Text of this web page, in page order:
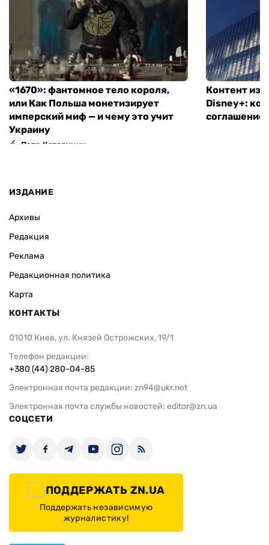
«1670»: фантомное тело короля,
или Как Польша монетизирует
имперский миф — и чему это учит
Украину
Петр Катеринич
Контент из
Disney+:
соглашение
ИЗДАНИЕ
Архивы
Редакция
Реклама
Редакционная политика
Карта
КОНТАКТЫ
01010 Киев, ул. Князей Острожских, 19/1
Телефон редакции:
+380 (44) 280-04-85
Электронная почта редакции: zn94@ukr.net
Электронная почта службы новостей: editor@zn.ua
СОЦСЕТИ
ПОДДЕРЖАТЬ ZN.UA
Поддержать независимую
журналистику!